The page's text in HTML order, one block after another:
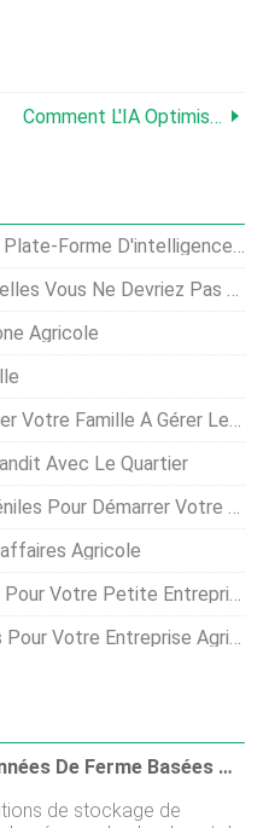
Comment L'IA Optimise-T-Elle Le Paiement Des Assurances Pour L'un Des Plus Grands Régimes D'assurance-Récolte Au Monde ?
D'intelligence De La Ferme Arc
Ne Devriez Pas Cultiver
Agricole
À Gérer Les Finances De La Ferme
Avec Le Quartier
Démarrer Votre Pisciculture
Agricole
Petite Entreprise Agricole
Votre Entreprise Agricole
Vos Données De Ferme Basées Sur Le Cloud Sont-Elles Sûres ?
de stockage de